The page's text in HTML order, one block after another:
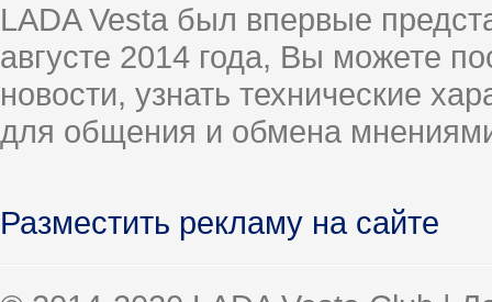
LADA Vesta был впервые
августе 2014 года, Вы можете
новости, узнать технические
для общения и обмена
Разместить рекламу на сайте